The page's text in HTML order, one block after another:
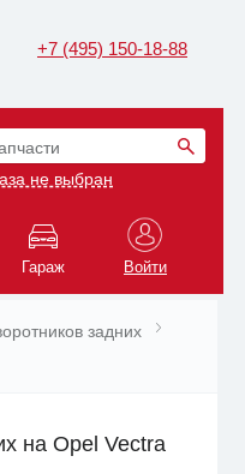
+7 (495) 150-18-88
не выбран
Гараж Войти
задних
на Opel Vectra